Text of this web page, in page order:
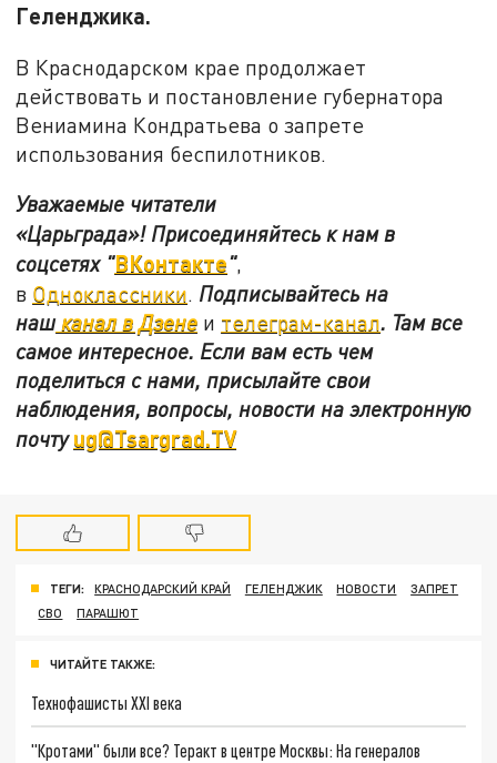
Геленджика.
В Краснодарском крае продолжает
действовать и постановление губернатора
Вениамина Кондратьева о запрете
использования беспилотников.
Уважаемые читатели
«Царьграда»! Присоединяйтесь к нам в
соцсетях "ВКонтакте",
в Одноклассники. Подписывайтесь на
нашканал в Дзене и телеграм-канал. Там все
самое интересное. Если вам есть чем
поделиться с нами, присылайте свои
наблюдения, вопросы, новости на электронную
почтуug@Tsargrad.TV
ТЕГИ: КРАСНОДАРСКИЙ КРАЙ ГЕЛЕНДЖИК НОВОСТИ
ЗАПРЕТ
СВО
ПАРАШЮТ
ЧИТАЙТЕ ТАКЖЕ:
Технофашисты XXI века
"Кротами" были все? Теракт в центре Москвы: На генералов